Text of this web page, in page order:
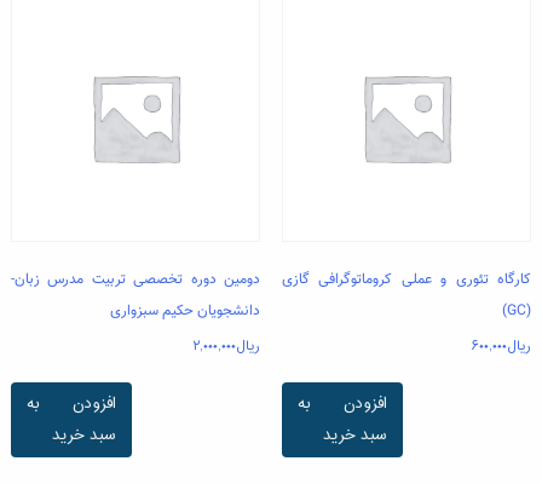
کارگاه تئوری و عملی کروماتوگرافی گازی
(GC)
ریال۶۰۰,۰۰۰
افزودن به
سبد خرید
دومین دوره تخصصی تربیت مدرس زبان-
دانشجویان حکیم سبزواری
ریال۲,۰۰۰,۰۰۰
افزودن به
سبد خرید